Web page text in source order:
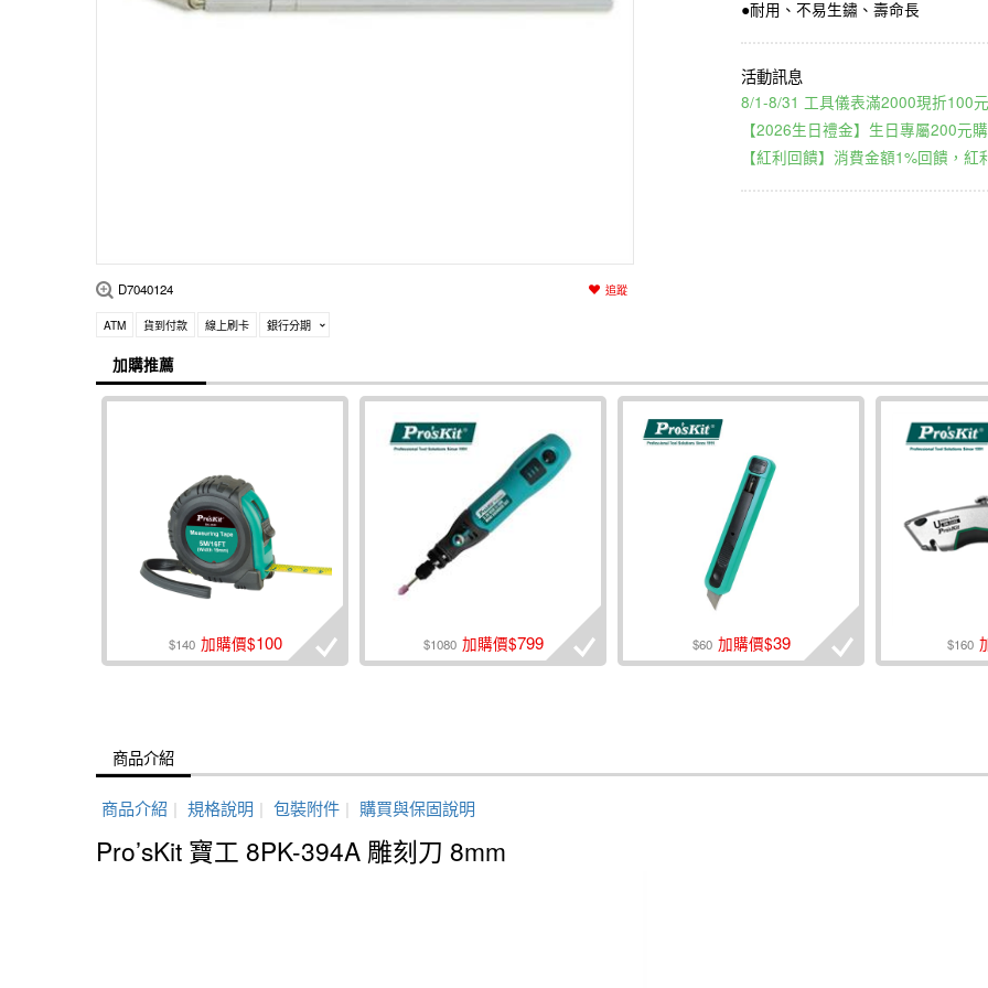
D7040124 追蹤
ATM 貨到付款 線上刷卡 銀行分期
●耐用、不易生鏽、壽命長
8/1-8/31 工具儀表滿2000現折100
【2026生日禮金】生日專屬200元
【紅利回饋】消費金額1%回饋，紅
加購推薦
$140 加購價$100 $1080 加購價$799 $60 加購價$39 $160
商品介紹
商品介紹 | 規格說明 | 包裝附件 | 購買與保固說明
Pro’sKit 寶工 8PK-394A 雕刻刀 8mm